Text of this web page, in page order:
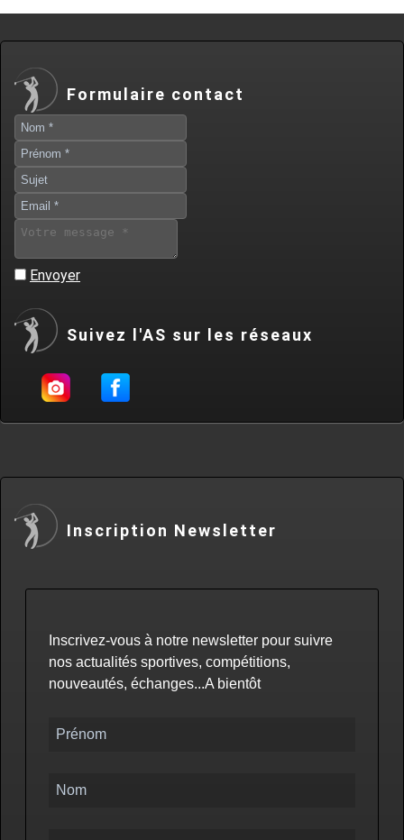
Formulaire contact
Envoyer
Suivez l'AS sur les réseaux
Inscription Newsletter
Inscrivez-vous à notre newsletter pour suivre
nos actualités sportives, compétitions,
nouveautés, échanges...A bientôt